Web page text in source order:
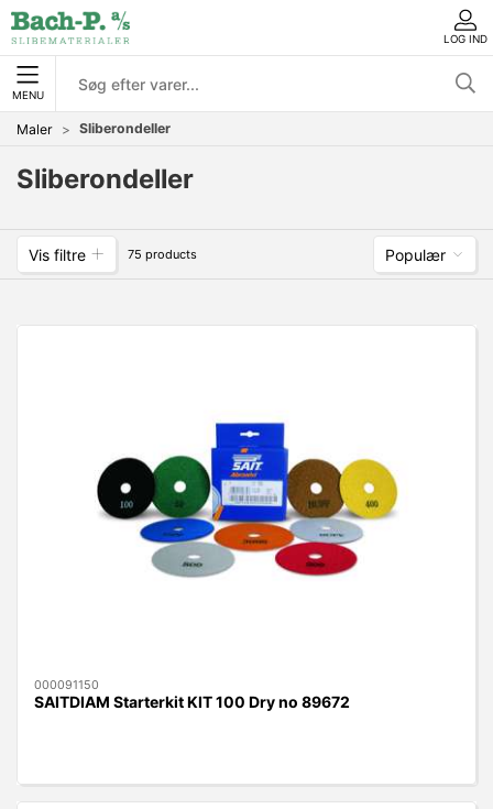
LOG IND
MENU
Maler Sliberondeller
Sliberondeller
Vis filtre 75 products Populær
000091150
SAITDIAM Starterkit KIT 100 Dry no 89672